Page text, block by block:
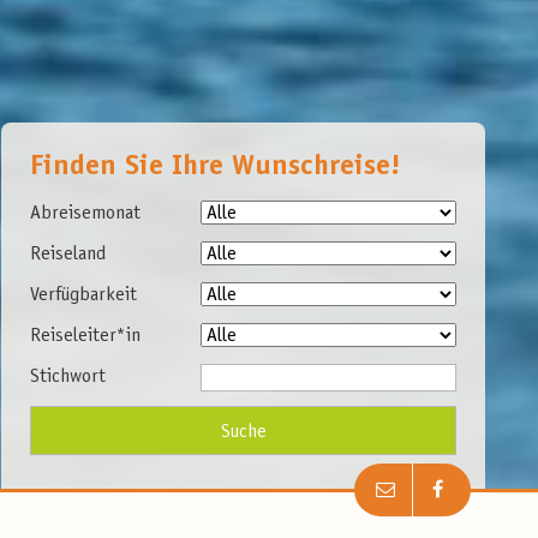
Finden Sie Ihre Wunschreise!
Abreisemonat
Reiseland
Verfügbarkeit
Reiseleiter*in
Stichwort